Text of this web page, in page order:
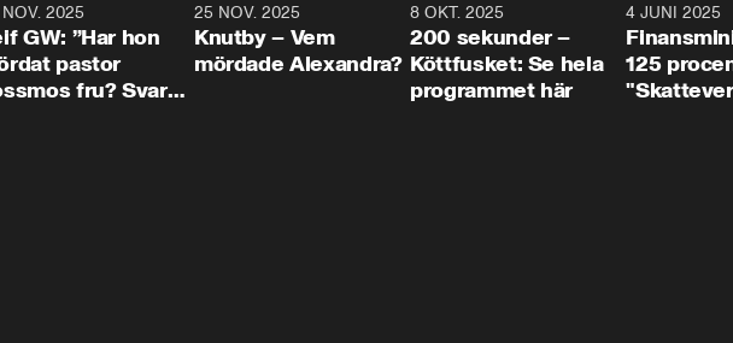
2025
GW: ”Har hon
pastor
fru? Svar
31:05
25 NOV. 2025
Knutby – Vem
mördade Alexandra?
4:29
8 OKT. 2025
200 sekunder –
Köttfusket: Se hela
programmet här
4 JUNI 2025
125